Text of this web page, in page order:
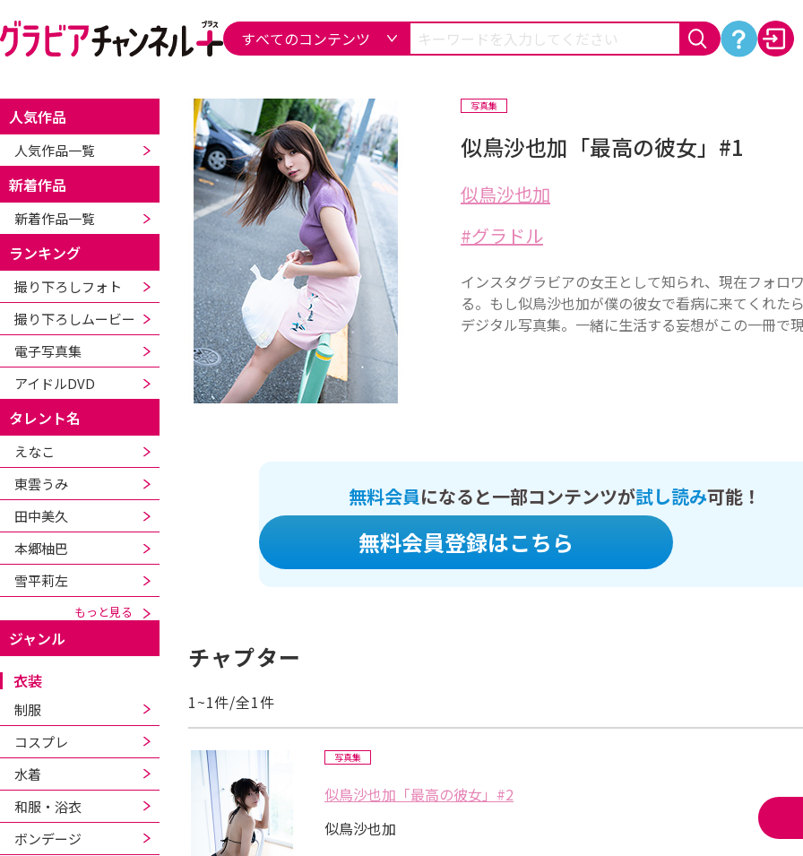
人気作品
人気作品一覧
新着作品
新着作品一覧
ランキング
撮り下ろしフォト
撮り下ろしムービー
電子写真集
アイドルDVD
タレント名
えなこ
東雲うみ
田中美久
本郷柚巴
雪平莉左
もっと見る
ジャンル
衣装
制服
コスプレ
水着
和服・浴衣
ボンデージ
写真集
似鳥沙也加「最高の彼女」#1
似鳥沙也加
グラドル
インスタグラビアの女王として知られ、現在フォロ
る。もし似鳥沙也加が僕の彼女で看病に来てくれた
デジタル写真集。一緒に生活する妄想がこの一冊で
無料会員になると一部コンテンツが試し読み可能！
無料会員登録はこちら
チャプター
1~1件/全1件
写真集
似鳥沙也加「最高の彼女」#2
似鳥沙也加